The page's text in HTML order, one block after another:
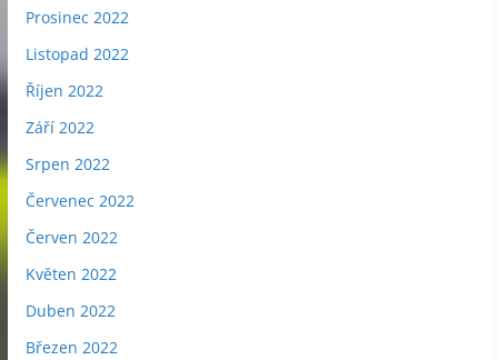
Prosinec 2022
Listopad 2022
Říjen 2022
Září 2022
Srpen 2022
Červenec 2022
Červen 2022
Květen 2022
Duben 2022
Březen 2022